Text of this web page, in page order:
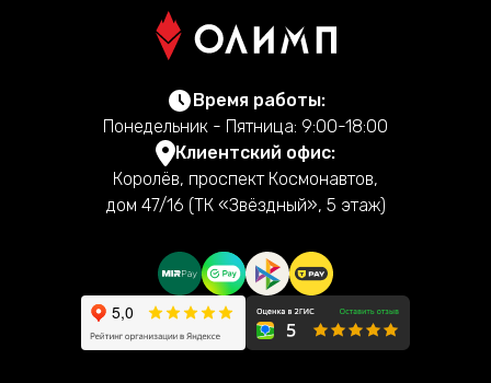
Время работы:
Понедельник - Пятница: 9:00-18:00
Клиентский офис:
Королёв, проспект Космонавтов,
дом 47/16 (ТК «Звёздный», 5 этаж)